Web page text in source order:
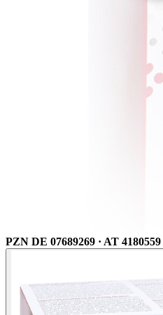
PZN DE 07689269 · AT 4180559